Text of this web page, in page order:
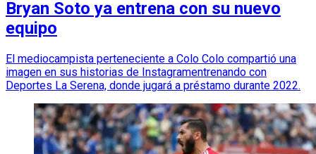
Bryan Soto ya entrena con su nuevo
equipo
El mediocampista perteneciente a Colo Colo compartió una
imagen en sus historias de Instagramentrenando con
Deportes La Serena, donde jugará a préstamo durante 2022.